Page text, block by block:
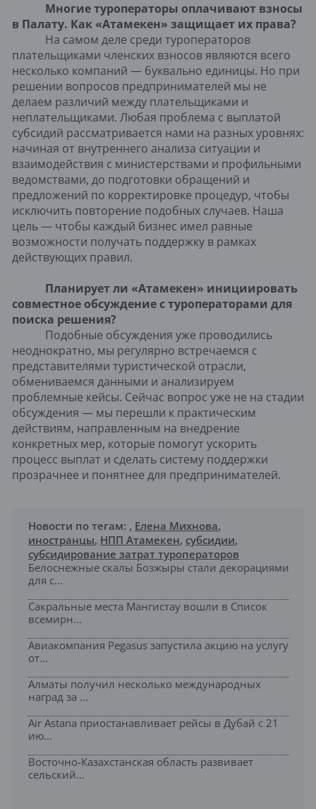
Многие туроператоры оплачивают взносы
в Палату. Как «Атамекен» защищает их права?
На самом деле среди туроператоров
плательщиками членских взносов являются всего
несколько компаний — буквально единицы. Но при
решении вопросов предпринимателей мы не
делаем различий между плательщиками и
неплательщиками. Любая проблема с выплатой
субсидий рассматривается нами на разных уровнях:
начиная от внутреннего анализа ситуации и
взаимодействия с министерствами и профильными
ведомствами, до подготовки обращений и
предложений по корректировке процедур, чтобы
исключить повторение подобных случаев. Наша
цель — чтобы каждый бизнес имел равные
возможности получать поддержку в рамках
действующих правил.
Планирует ли «Атамекен» инициировать
совместное обсуждение с туроператорами для
поиска решения?
Подобные обсуждения уже проводились
неоднократно, мы регулярно встречаемся с
представителями туристической отрасли,
обмениваемся данными и анализируем
проблемные кейсы. Сейчас вопрос уже не на стадии
обсуждения — мы перешли к практическим
действиям, направленным на внедрение
конкретных мер, которые помогут ускорить
процесс выплат и сделать систему поддержки
прозрачнее и понятнее для предпринимателей.
Новости по тегам: , Елена Михнова,
иностранцы, НПП Атамекен, субсидии,
субсидирование затрат туроператоров
Белоснежные скалы Бозжыры стали декорациями
для с...
Сакральные места Мангистау вошли в Список
всемирн...
Авиакомпания Pegasus запустила акцию на услугу
от...
Алматы получил несколько международных
наград за ...
Air Astana приостанавливает рейсы в Дубай с 21
ию...
Восточно-Казахстанская область развивает
сельский...